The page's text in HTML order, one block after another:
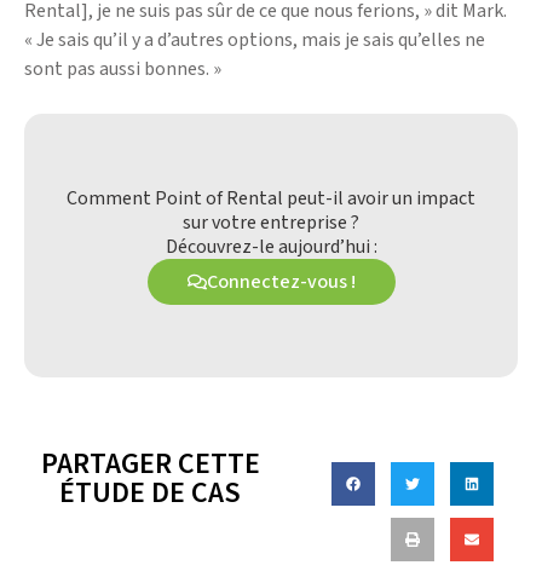
Rental], je ne suis pas sûr de ce que nous ferions, » dit Mark.
« Je sais qu’il y a d’autres options, mais je sais qu’elles ne
sont pas aussi bonnes. »
Comment Point of Rental peut-il avoir un impact
sur votre entreprise ?
Découvrez-le aujourd’hui :
Connectez-vous !
PARTAGER CETTE
ÉTUDE DE CAS